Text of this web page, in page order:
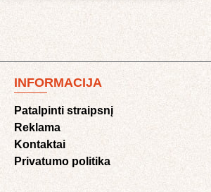
INFORMACIJA
Patalpinti straipsnį
Reklama
Kontaktai
Privatumo politika